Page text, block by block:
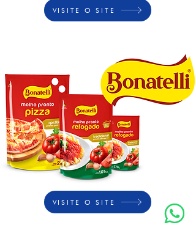
VISITE O SITE
VISITE O SITE